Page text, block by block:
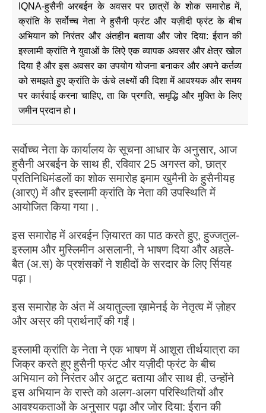
IQNA-हुसैनी अरबईन के अवसर पर छात्रों के शोक समारोह में,
क्रांति के सर्वोच्च नेता ने हुसैनी फ्रंट और यज़ीदी फ्रंट के बीच
अभियान को निरंतर और अंतहीन बताया और जोर दिया: ईरान की
इस्लामी क्रांति ने युवाओं के लिऐ एक व्यापक अवसर और क्षेत्र खोल
दिया है और इस अवसर का उपयोग योजना बनाकर और अपने कर्तव्य
को समझते हुए क्रांति के ऊंचे लक्ष्यों की दिशा में आवश्यक और समय
पर कार्रवाई करना चाहिए, ता कि प्रगति, समृद्धि और मुक्ति के लिए
जमीन प्रदान हो।
सर्वोच्च नेता के कार्यालय के सूचना आधार के अनुसार, आज
हुसैनी अरबईन के साथ ही, रविवार 25 अगस्त को, छात्र
प्रतिनिधिमंडलों का शोक समारोह इमाम खुमैनी के हुसैनीयह
(आरए) में और इस्लामी क्रांति के नेता की उपस्थिति में
आयोजित किया गया।.
इस समारोह में अरबईन ज़ियारत का पाठ करते हुए, हुज्जतुल-
इस्लाम और मुस्लिमीन असलानी, ने भाषण दिया और अहले-
बैत (अ.स) के प्रशंसकों ने शहीदों के सरदार के लिए र्सियह
पढ़ा।
इस समारोह के अंत में अयातुल्ला ख़ामेनई के नेतृत्व में ज़ोहर
और अस्र की प्रार्थनाएँ की गईं।
इस्लामी क्रांति के नेता ने एक भाषण में आशूरा तीर्थयात्रा का
जिक्र करते हुए हुसैनी फ्रंट और यज़ीदी फ्रंट के बीच
अभियान को निरंतर और अटूट बताया और साथ ही, उन्होंने
इस अभियान के रास्ते को अलग-अलग परिस्थितियों और
आवश्यकताओं के अनुसार पढ़ा और जोर दिया: ईरान की